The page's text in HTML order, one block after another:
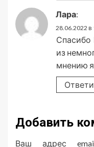
Лара:
28.06.2022 в
Спасибо
из
мнению я
Добавить
Ваш адрес